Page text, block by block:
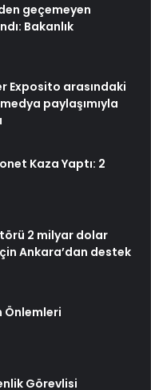
geçemeyen
Bakanlık
Exposito arasındaki
paylaşımıyla
Kaza Yaptı: 2
2 milyar dolar
Ankara’dan destek
Önlemleri
Görevlisi